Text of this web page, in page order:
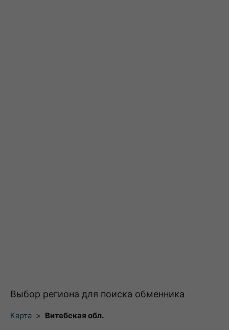
Выбор региона для поиска обменника
Карта > Витебская обл.